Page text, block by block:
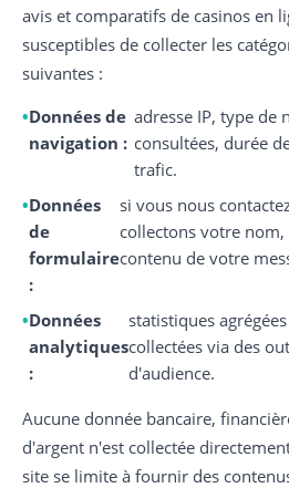
avis et comparatifs de casinos en
susceptibles de collecter les
suivantes :
Données de
navigation :
adresse IP, type de
consultées, durée
trafic.
Données
de
formulaire
:
si vous nous
collectons votre
contenu de votre
Données
analytiques
:
statistiques
collectées via des
d'audience.
Aucune donnée bancaire,
d'argent n'est collectée
site se limite à fournir des